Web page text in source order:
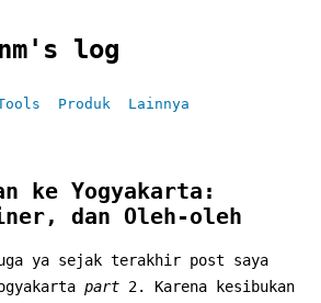
log
Produk Lainnya
ke Yogyakarta:
dan Oleh-oleh
ya sejak terakhir post saya
part 2. Karena kesibukan